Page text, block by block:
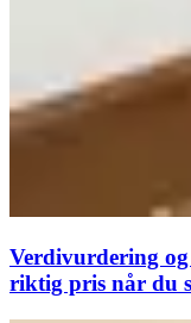
Verdivurdering
riktig pris når du